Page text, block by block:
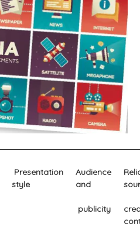
Presentation
style
Audience
and
publicity